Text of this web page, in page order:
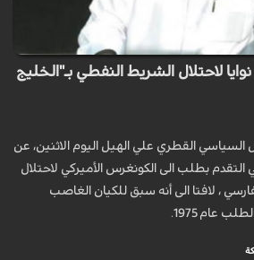
لاحتلال الشريط النفطي بـ"الخليج
القطري علي الهيل اليوم الاثنين، عن
التقدم بطلب الى الكونغرس الأميركي لاحتلال
، لافتا الى أنه سبق للكيان الغاصب
عام 1975.